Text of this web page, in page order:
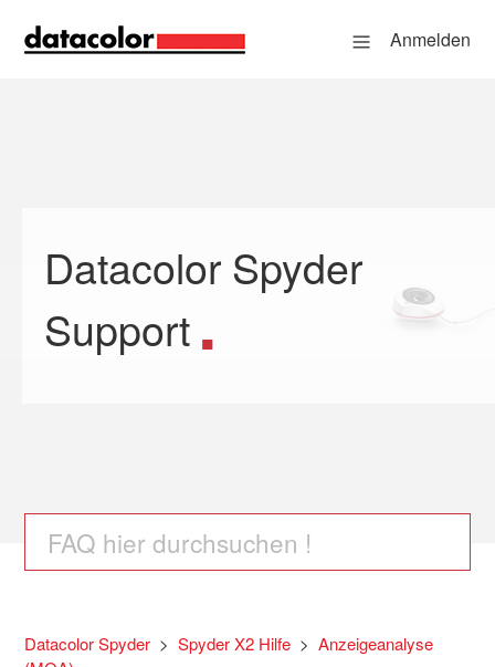
Anmelden
Datacolor Spyder
Support
Suche
Datacolor Spyder Spyder X2 Hilfe
Anzeigeanalyse